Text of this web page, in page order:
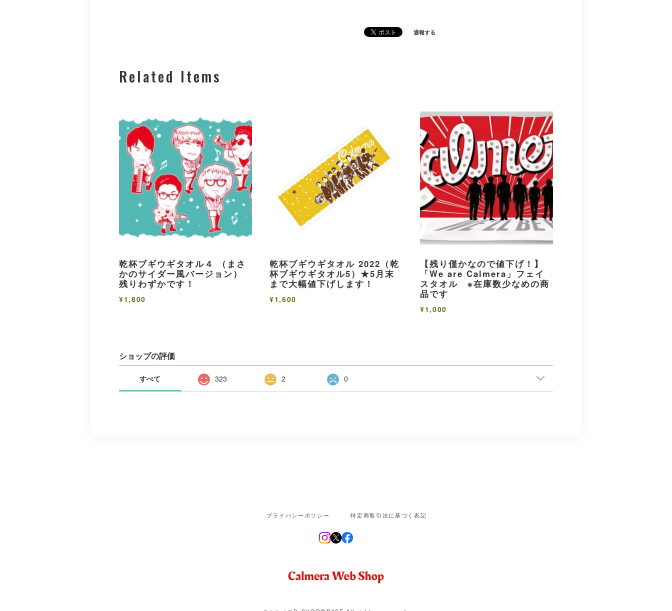
通報する
Related Items
乾杯ブギウギタオル４ （まさ
かのサイダー風バージョン）
残りわずかです！
¥1,800
乾杯ブギウギタオル 2022（乾
杯ブギウギタオル5）★5月末
まで大幅値下げします！
¥1,600
【残り僅かなので値下げ！】
「We are Calmera」フェイ
スタオル ※在庫数少なめの商
品です
¥1,000
ショップの評価
すべて 323 2 0
プライバシーポリシー 特定商取引法に基づく表記